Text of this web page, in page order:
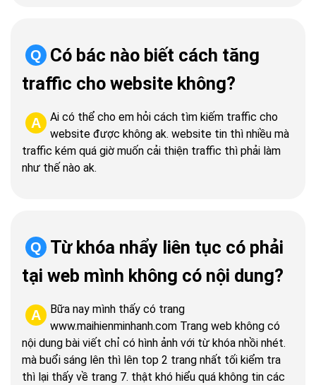
Q
Có bác nào biết cách tăng
traffic cho website không?
A
Ai có thể cho em hỏi cách tìm kiếm traffic cho
website được không ak. website tin thì nhiều mà
traffic kém quá giờ muốn cải thiện traffic thì phải làm
như thế nào ak.
Q
Từ khóa nhẩy liên tục có phải
tại web mình không có nội dung?
A
Bữa nay mình thấy có trang
www.maihienminhanh.com Trang web không có
nội dung bài viết chỉ có hình ảnh với từ khóa nhồi nhét.
mà buổi sáng lên thì lên top 2 trang nhất tối kiểm tra
thì lại thấy về trang 7. thật khó hiểu quá không tin các